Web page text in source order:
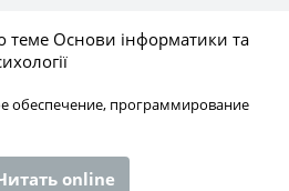
теме Основи інформатики та
обеспечение, программирование
online